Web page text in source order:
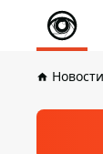
Новости